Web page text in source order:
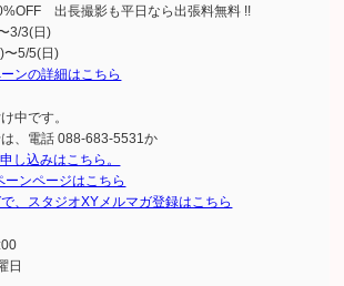
出長撮影も平日なら出張料無料 !!
3/3(日)
5/5(日)
ンの詳細はこちら
中です。
、電話 088-683-5531か
し込みはこちら。
ンページはこちら
、スタジオXYメルマガ登録はこちら
日